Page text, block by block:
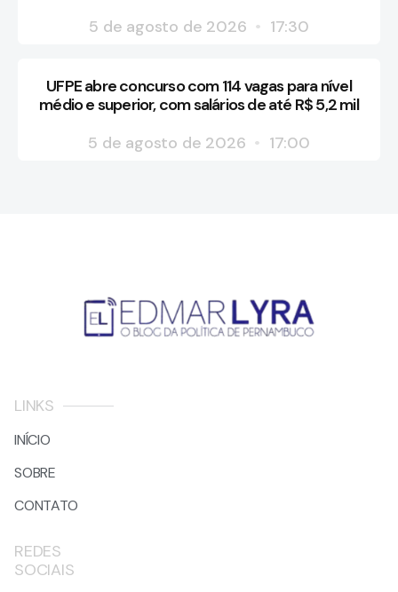
5 de agosto de 2026
17:30
UFPE abre concurso com 114 vagas para nível
médio e superior, com salários de até R$ 5,2 mil
5 de agosto de 2026
17:00
LINKS
INÍCIO
SOBRE
CONTATO
REDES
SOCIAIS